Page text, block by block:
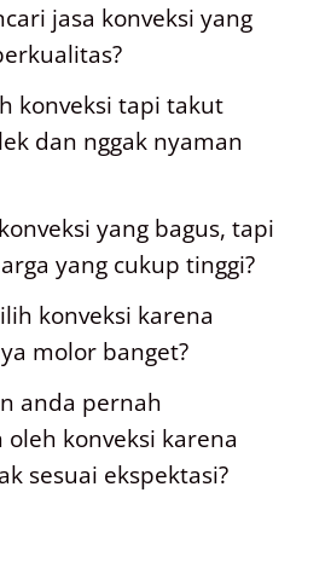
jasa konveksi yang
konveksi tapi takut
dan nggak nyaman
yang bagus, tapi
yang cukup tinggi?
konveksi karena
molor banget?
anda pernah
oleh konveksi karena
sesuai ekspektasi?